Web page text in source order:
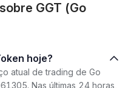
GGT (Go
hoje?
atual de trading de Go
Nas últimas 24 horas,